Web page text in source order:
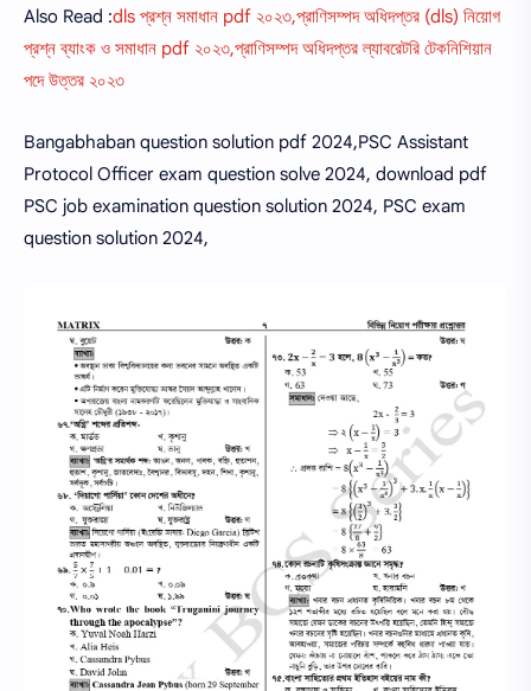
Also Read :dls প্রশ্ন সমাধান pdf ২০২৩,প্রাণিসম্পদ অধিদপ্তর (dls) নিয়োগ
প্রশ্ন ব্যাংক ও সমাধান pdf ২০২৩,প্রাণিসম্পদ অধিদপ্তর ল্যাবরেটরি টেকনিশিয়ান
পদে উত্তর ২০২৩
Bangabhaban question solution pdf 2024,PSC Assistant
Protocol Officer exam question solve 2024, download pdf
PSC job examination question solution 2024, PSC exam
question solution 2024,